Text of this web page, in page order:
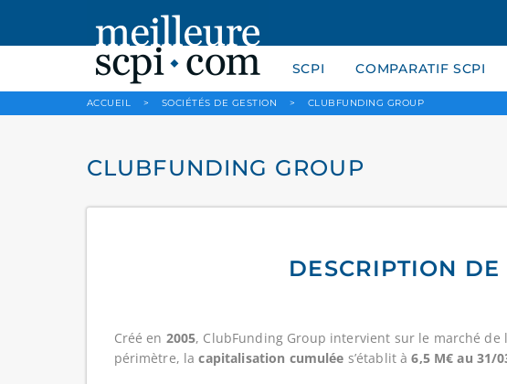
SCPI COMPARATIF SCPI
ACCUEIL > SOCIÉTÉS DE GESTION > CLUBFUNDING GROUP
CLUBFUNDING GROUP
DESCRIPTION
Créé en 2005, ClubFunding Group intervient sur le marché de
périmètre, lacapitalisation cumulée s’établit à6,5 M€ au 31/